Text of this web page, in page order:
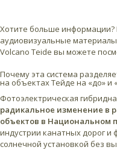
Хотите больше
аудиовизуальные
Volcano Teide вы можете
Почему эта система
на объектах Тейде на «до» и
Фотоэлектрическая
радикальное изменение в
объектов в Национальном
индустрии канатных дорог и
солнечной установкой без